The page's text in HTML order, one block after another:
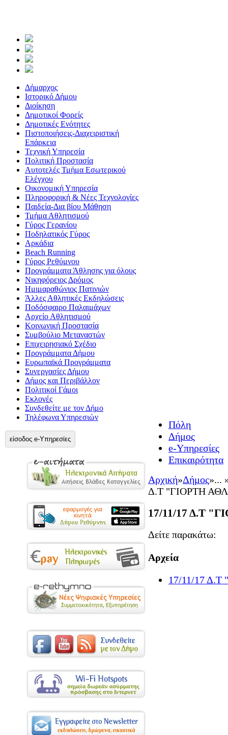
Δήμαρχος
Ιστορικό Δήμου
Διοίκηση
Δημοτικοί Φορείς
Δημοτικές Ενότητες
Πιστοποιήσεις-Διαχειριστική
Επάρκεια
Τεχνική Υπηρεσία
Πολιτική Προστασία
Αυτοτελές Τμήμα Εσωτερικού
Ελέγχου
Οικονομική Υπηρεσία
Πληροφορική & Νέες Τεχνολογίες
Παιδεία-Δια βίου Μάθηση
Τμήμα Αθλητισμού
Γύρος Γερανίου
Ποδηλατικός Γύρος
Αρκάδια
Beach Running
Γύρος Ρεθύμνου
Προγράμματα Άθλησης για όλους
Νικηφόρειος Δρόμος
Ημιμαραθώνιος Πατινιών
Άλλες Αθλητικές Εκδηλώσεις
Ποδόσφαιρο Παλαιμάχων
Αρχείο Αθλητισμού
Κοινωνική Προστασία
Συμβούλιο Μεταναστών
Επιχειρησιακό Σχέδιο
Προγράμματα Δήμου
Ευρωπαϊκά Προγράμματα
Συνεργασίες Δήμου
Δήμος και Περιβάλλον
Πολιτικοί Γάμοι
Εκλογές
Συνδεθείτε με τον Δήμο
Τηλέφωνα Υπηρεσιών
είσοδος e-Υπηρεσίες
Πόλη
Δήμος
e-Υπηρεσίες
Επικαιρότητα
Αρχική»Δήμος»...
Δ.Τ "ΓΙΟΡΤΗ
17/11/17 Δ.Τ
Δείτε παρακάτω:
Αρχεία
17/11/17